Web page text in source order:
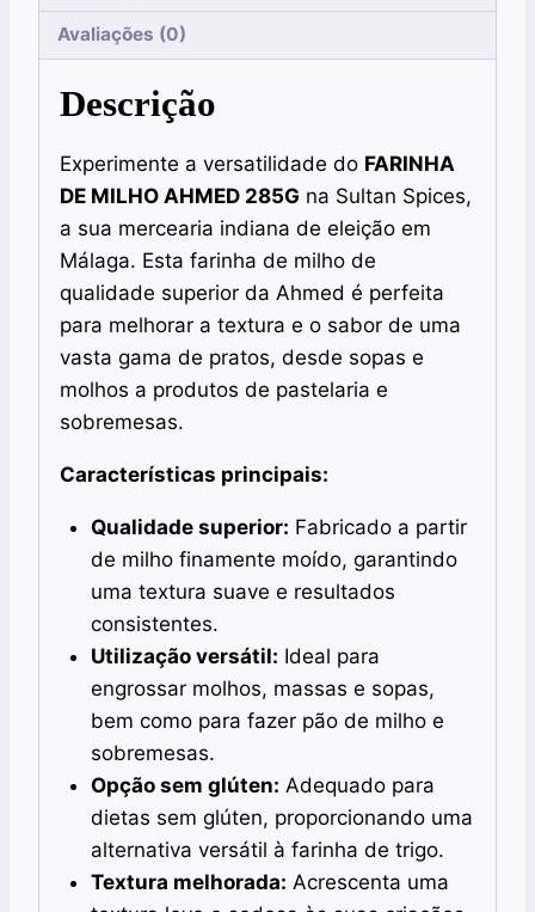
Avaliações (0)
Descrição
Experimente a versatilidade do FARINHA
DE MILHO AHMED 285G na Sultan Spices,
a sua mercearia indiana de eleição em
Málaga. Esta farinha de milho de
qualidade superior da Ahmed é perfeita
para melhorar a textura e o sabor de uma
vasta gama de pratos, desde sopas e
molhos a produtos de pastelaria e
sobremesas.
Características principais:
Qualidade superior: Fabricado a partir
de milho finamente moído, garantindo
uma textura suave e resultados
consistentes.
Utilização versátil: Ideal para
engrossar molhos, massas e sopas,
bem como para fazer pão de milho e
sobremesas.
Opção sem glúten: Adequado para
dietas sem glúten, proporcionando uma
alternativa versátil à farinha de trigo.
Textura melhorada: Acrescenta uma